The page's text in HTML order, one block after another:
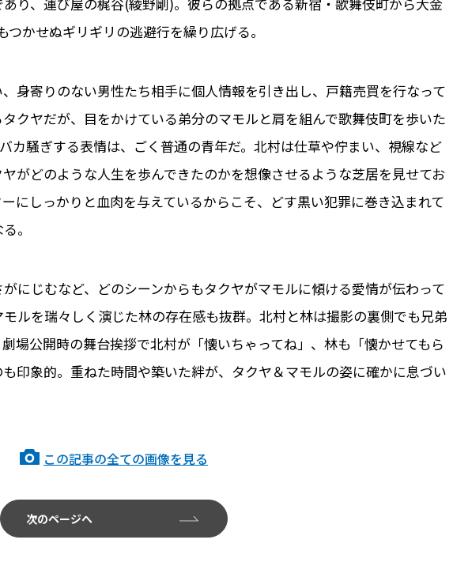
かせぬギリギリの逃避行を繰り広げる。
身寄りのない男性たち相手に個人情報を引き出し、戸籍売買を行なって
クヤだが、目をかけている弟分のマモルと肩を組んで歌舞伎町を歩いた
カ騒ぎする表情は、ごく普通の青年だ。北村は仕草や佇まい、視線など
がどのような人生を歩んできたのかを想像させるような芝居を見せてお
にしっかりと血肉を与えているからこそ、どす黒い犯罪に巻き込まれて
。
にじむなど、どのシーンからもタクヤがマモルに傾ける愛情が伝わって
ルを瑞々しく演じた林の存在感も抜群。北村と林は撮影の裏側でも兄弟
場公開時の舞台挨拶で北村が「懐いちゃってね」、林も「懐かせてもら
印象的。重ねた時間や築いた絆が、タクヤ＆マモルの姿に確かに息づい
この記事の全ての画像を見る
次のページへ